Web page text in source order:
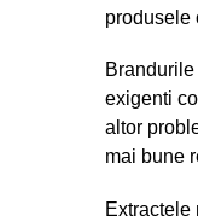
produsele
exigenti
altor
mai bune
Extractele